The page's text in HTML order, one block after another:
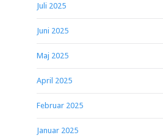
Juli 2025
Juni 2025
Maj 2025
April 2025
Februar 2025
Januar 2025